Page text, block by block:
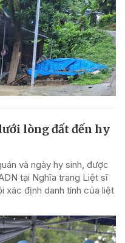
lòng đất đến hy
và ngày hy sinh, được
tại Nghĩa trang Liệt sĩ
xác định danh tính của liệt